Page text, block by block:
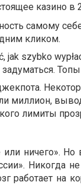
казино в
самому
кликом.
szybko
миллион,
лимиты
ничего».
Никогда
работает на